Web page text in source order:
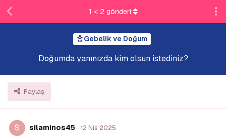
Gebelik ve Doğum
Doğumda yanınızda kim olsun istediniz?
Paylaş
1 < 2 gönderi
S silaminos45 12 Nis 2025